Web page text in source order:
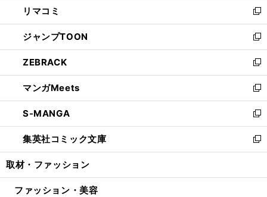
で
開
く
ド
ウ
で
開
く
ィ
ン
ド
ウ
で
開
く
い
ウ
ィ
ン
ド
ウ
で
開
く
リマコミ
新
し
い
ウ
ィ
ン
ド
ウ
で
開
く
ジャンプTOON
新
し
い
ウ
ィ
ン
ド
ウ
で
開
ZEBRACK
新
し
い
ウ
ィ
ン
ド
ウ
開
マンガMeets
新
し
い
ウ
ィ
ン
ウ
S-MANGA
新
し
い
ウ
ン
集英社コミック文庫
新
し
ウ
取材・ファッション
ファッション・美容